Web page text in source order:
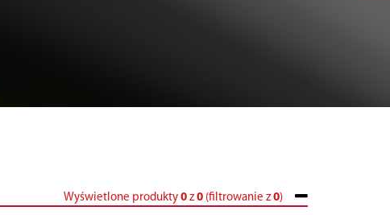
Wyświetlone produkty 0 z0 (filtrowanie z0)